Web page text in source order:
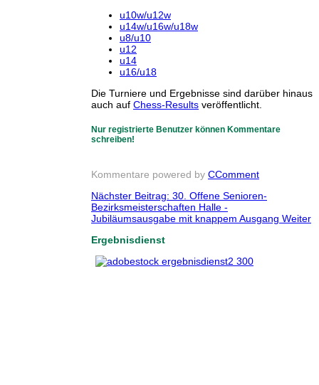
u10w/u12w
u14w/u16w/u18w
u8/u10
u12
u14
u16/u18
Die Turniere und Ergebnisse sind darüber hinaus
auch auf Chess-Results veröffentlicht.
Nur registrierte Benutzer können Kommentare
schreiben!
Kommentare powered by CComment
Nächster Beitrag: 30. Offene Senioren-
Bezirksmeisterschaften Halle -
Jubiläumsausgabe mit knappem Ausgang Weiter
Ergebnisdienst